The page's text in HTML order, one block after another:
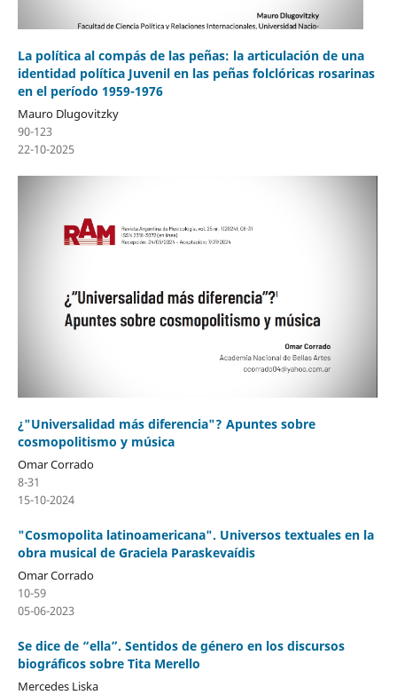
La política al compás de las peñas: la articulación de una
identidad política Juvenil en las peñas folclóricas rosarinas
en el período 1959-1976
Mauro Dlugovitzky
90-123
22-10-2025
¿"Universalidad más diferencia"? Apuntes sobre
cosmopolitismo y música
Omar Corrado
8-31
15-10-2024
"Cosmopolita latinoamericana". Universos textuales en la
obra musical de Graciela Paraskevaídis
Omar Corrado
10-59
05-06-2023
Se dice de “ella”. Sentidos de género en los discursos
biográficos sobre Tita Merello
Mercedes Liska